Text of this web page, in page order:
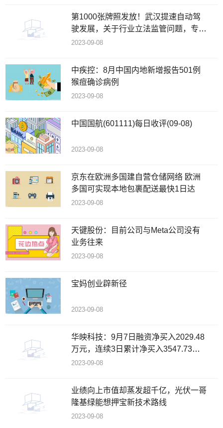
第1000张牌照发放！武汉提速自动驾
驶发展，关于行业立法监管问题，专家
这么说……
2023-09-08
中疾控：8月中国内地新增报告501例
猴痘确诊病例
2023-09-08
中国国航(601111)每日收评(09-08)
2023-09-08
京东在欧洲多国建自营仓储网络 欧洲
多国可实现本地包裹配送最快1日达
2023-09-08
天键股份：目前公司与Meta公司没有
业务往来
2023-09-08
宝妈创业辟新径
2023-09-08
华映科技：9月7日融资净买入2029.48
万元，连续3日累计净买入3547.73万
元
2023-09-08
业绩向上市值却蒸发超千亿，光伏一哥
隆基绿能想押宝新技术路线
2023-09-08